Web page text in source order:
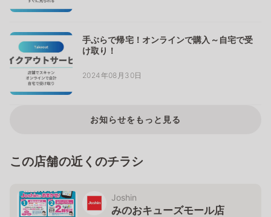
手ぶらで帰宅！オンラインで購入～自宅で受
け取り！
2024年08月30日
お知らせをもっと見る
この店舗の近くのチラシ
Joshin
みのおキューズモール店